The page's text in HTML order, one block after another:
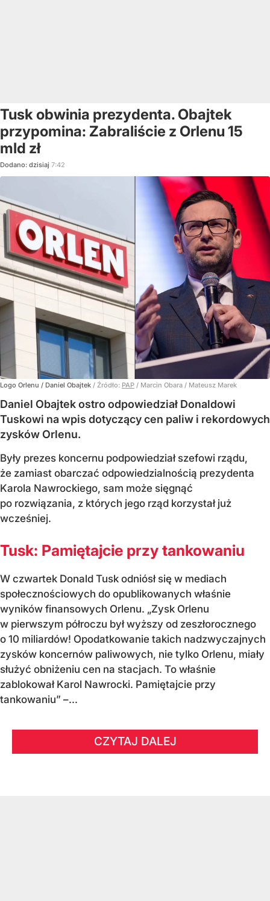
Tusk obwinia prezydenta. Obajtek
przypomina: Zabraliście z Orlenu 15
mld zł
Dodano: dzisiaj 7:42
Logo Orlenu / Daniel Obajtek / Źródło: PAP / Marcin Obara / Mateusz Marek
Daniel Obajtek ostro odpowiedział Donaldowi
Tuskowi na wpis dotyczący cen paliw i rekordowych
zysków Orlenu.
Były prezes koncernu podpowiedział szefowi rządu,
że zamiast obarczać odpowiedzialnością prezydenta
Karola Nawrockiego, sam może sięgnąć
po rozwiązania, z których jego rząd korzystał już
wcześniej.
Tusk: Pamiętajcie przy tankowaniu
W czwartek Donald Tusk odniósł się w mediach
społecznościowych do opublikowanych właśnie
wyników finansowych Orlenu. „Zysk Orlenu
w pierwszym półroczu był wyższy od zeszłorocznego
o 10 miliardów! Opodatkowanie takich nadzwyczajnych
zysków koncernów paliwowych, nie tylko Orlenu, miały
służyć obniżeniu cen na stacjach. To właśnie
zablokował Karol Nawrocki. Pamiętajcie przy
tankowaniu” –...
CZYTAJ DALEJ